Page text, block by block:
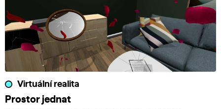
Virtuální realita
Prostor jednat